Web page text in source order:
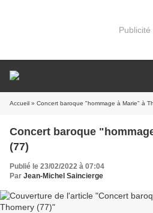
Publicité
Accueil » Concert baroque "hommage à Marie" à
Concert baroque
(77)
Publié le 23/02/2022 à 07:04
Par Jean-Michel Saincierge